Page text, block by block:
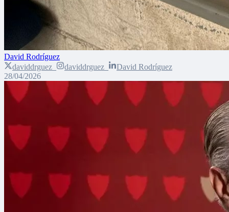
David Rodríguez
daviddrguez_
daviddrguez_
David Rodríguez
28/04/2026